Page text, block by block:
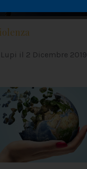
il 2 Dicembre 2019